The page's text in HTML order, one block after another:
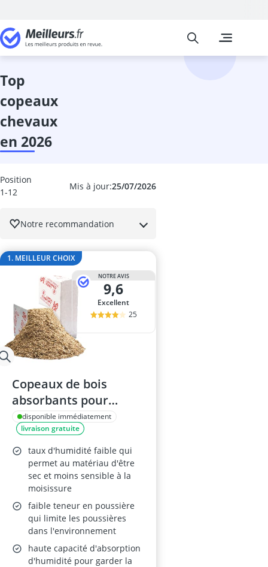
Animalerie
Abri hérisson
Meilleurs
top
copeaux
chevaux
en 2026
Mis à jour:25/07/2026
Position
1-12
Notre recommandation
1. MEILLEUR CHOIX
NOTRE AVIS
9,6
Excellent
25
Copeaux de bois
absorbants pour
animaux – litière pour
boxes chevaux,
avicoles, rongeurs et
terrariums – balles de
400 L (Confort)
disponible immédiatement
livraison gratuite
taux d'humidité faible qui
permet au matériau d'être
sec et moins sensible à la
moisissure
faible teneur en poussière
qui limite les poussières
dans l'environnement
haute capacité d'absorption
d'humidité pour garder la